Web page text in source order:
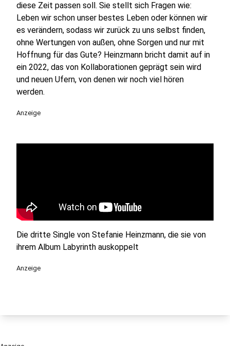
diese Zeit passen soll. Sie stellt sich Fragen wie:
Leben wir schon unser bestes Leben oder können wir
es verändern, sodass wir zurück zu uns selbst finden,
ohne Wertungen von außen, ohne Sorgen und nur mit
Hoffnung für das Gute? Heinzmann bricht damit auf in
ein 2022, das von Kollaborationen geprägt sein wird
und neuen Ufern, von denen wir noch viel hören
werden.
Anzeige
Die dritte Single von Stefanie Heinzmann, die sie von
ihrem Album Labyrinth auskoppelt
Anzeige